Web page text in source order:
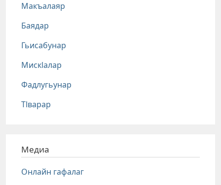
Макъалаяр
Баядар
Гьисабунар
Мискlалар
Фадлугьунар
Тlварар
Медиа
Онлайн гафалаг